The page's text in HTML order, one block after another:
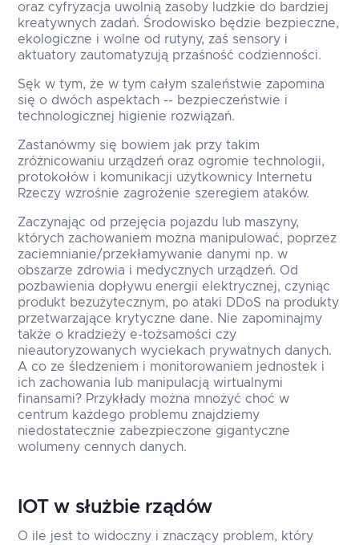
oraz cyfryzacja uwolnią zasoby ludzkie do bardziej
kreatywnych zadań. Środowisko będzie bezpieczne,
ekologiczne i wolne od rutyny, zaś sensory i
aktuatory zautomatyzują przaśność codzienności.
Sęk w tym, że w tym całym szaleństwie zapomina
się o dwóch aspektach -- bezpieczeństwie i
technologicznej higienie rozwiązań.
Zastanówmy się bowiem jak przy takim
zróżnicowaniu urządzeń oraz ogromie technologii,
protokołów i komunikacji użytkownicy Internetu
Rzeczy wzrośnie zagrożenie szeregiem ataków.
Zaczynając od przejęcia pojazdu lub maszyny,
których zachowaniem można manipulować, poprzez
zaciemnianie/przekłamywanie danymi np. w
obszarze zdrowia i medycznych urządzeń. Od
pozbawienia dopływu energii elektrycznej, czyniąc
produkt bezużytecznym, po ataki DDoS na produkty
przetwarzające krytyczne dane. Nie zapominajmy
także o kradzieży e-tożsamości czy
nieautoryzowanych wyciekach prywatnych danych.
A co ze śledzeniem i monitorowaniem jednostek i
ich zachowania lub manipulacją wirtualnymi
finansami? Przykłady można mnożyć choć w
centrum każdego problemu znajdziemy
niedostatecznie zabezpieczone gigantyczne
wolumeny cennych danych.
IOT w służbie rządów
O ile jest to widoczny i znaczący problem, który